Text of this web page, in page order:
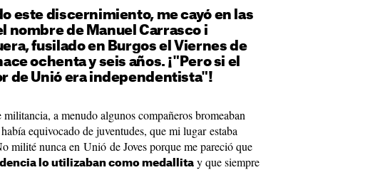
este discernimiento, me cayó en las
nombre de Manuel Carrasco i
fusilado en Burgos el Viernes de
ochenta y seis años. ¡"Pero si el
de Unió era independentista"!
a menudo algunos compañeros bromeaban
equivocado de juventudes, que mi lugar estaba
milité nunca en Unió de Joves porque me pareció que
lo utilizaban como medallita y que siempre